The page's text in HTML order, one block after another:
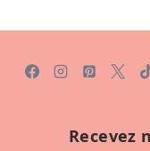
Recevez